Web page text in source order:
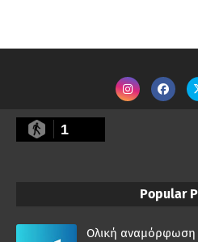
1
Popular
Ολική αναμόρφωση